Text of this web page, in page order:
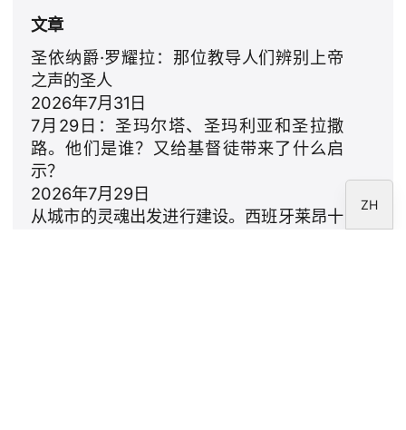
文章
圣依纳爵·罗耀拉：那位教导人们辨别上帝
之声的圣人
2026年7月31日
7月29日：圣玛尔塔、圣玛利亚和圣拉撒
路。他们是谁？又给基督徒带来了什么启
示？
2026年7月29日
从城市的灵魂出发进行建设。西班牙莱昂十
ZH